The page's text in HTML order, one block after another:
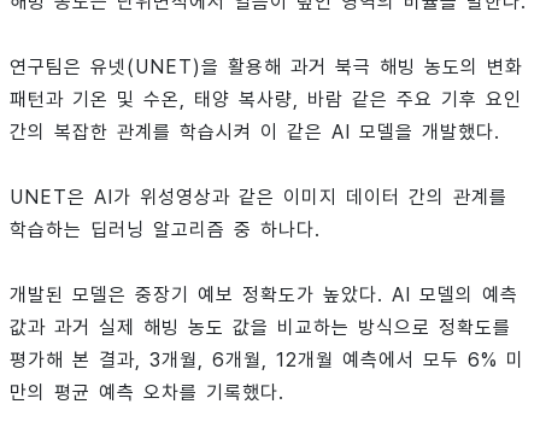
연구팀은 유넷(UNET)을 활용해 과거 북극 해빙 농도의 변화
패턴과 기온 및 수온, 태양 복사량, 바람 같은 주요 기후 요인
간의 복잡한 관계를 학습시켜 이 같은 AI 모델을 개발했다.
UNET은 AI가 위성영상과 같은 이미지 데이터 간의 관계를
학습하는 딥러닝 알고리즘 중 하나다.
개발된 모델은 중장기 예보 정확도가 높았다. AI 모델의 예측
값과 과거 실제 해빙 농도 값을 비교하는 방식으로 정확도를
평가해 본 결과, 3개월, 6개월, 12개월 예측에서 모두 6% 미
만의 평균 예측 오차를 기록했다.